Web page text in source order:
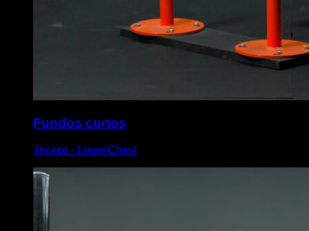
Fundos curtos
Triceps ∙ LowerChest